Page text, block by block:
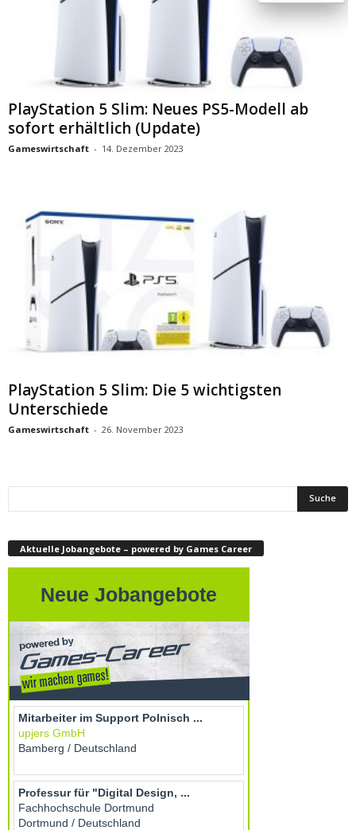
PlayStation 5 Slim: Neues PS5-Modell ab
sofort erhältlich (Update)
Gameswirtschaft - 14. Dezember 2023
PlayStation 5 Slim: Die 5 wichtigsten
Unterschiede
Gameswirtschaft - 26. November 2023
Aktuelle Jobangebote – powered by Games Career